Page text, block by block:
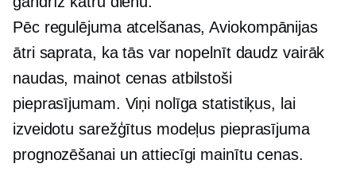
Pēc regulējuma atcelšanas, Aviokompānijas
ātri saprata, ka tās var nopelnīt daudz vairāk
naudas, mainot cenas atbilstoši
pieprasījumam. Viņi nolīga statistiķus, lai
izveidotu sarežģītus modeļus pieprasījuma
prognozēšanai un attiecīgi mainītu cenas.